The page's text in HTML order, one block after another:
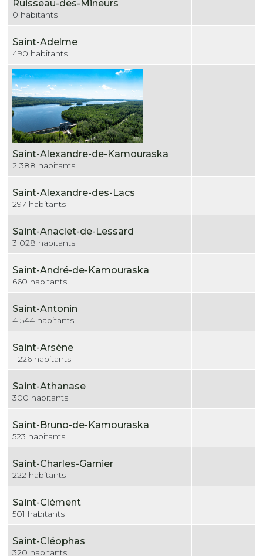
Ruisseau-des-Mineurs
0 habitants
Saint-Adelme
490 habitants
Saint-Alexandre-de-Kamouraska
2 388 habitants
Saint-Alexandre-des-Lacs
297 habitants
Saint-Anaclet-de-Lessard
3 028 habitants
Saint-André-de-Kamouraska
660 habitants
Saint-Antonin
4 544 habitants
Saint-Arsène
1 226 habitants
Saint-Athanase
300 habitants
Saint-Bruno-de-Kamouraska
523 habitants
Saint-Charles-Garnier
222 habitants
Saint-Clément
501 habitants
Saint-Cléophas
320 habitants